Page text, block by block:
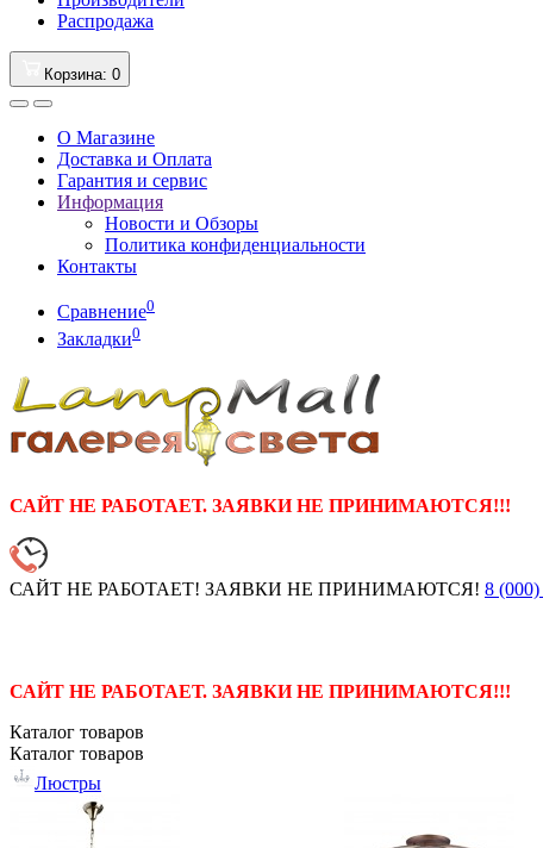
Распродажа
Корзина: 0
О Магазине
Доставка и Оплата
Гарантия и сервис
Информация
Новости и Обзоры
Политика конфиденциальности
Контакты
Сравнение0
Закладки0
САЙТ НЕ РАБОТАЕТ. ЗАЯВКИ НЕ ПРИНИМАЮТСЯ!!!
САЙТ НЕ РАБОТАЕТ! ЗАЯВКИ НЕ ПРИНИМАЮТСЯ! 8 (000)
САЙТ НЕ РАБОТАЕТ. ЗАЯВКИ НЕ ПРИНИМАЮТСЯ!!!
Каталог товаров
Каталог товаров
Люстры